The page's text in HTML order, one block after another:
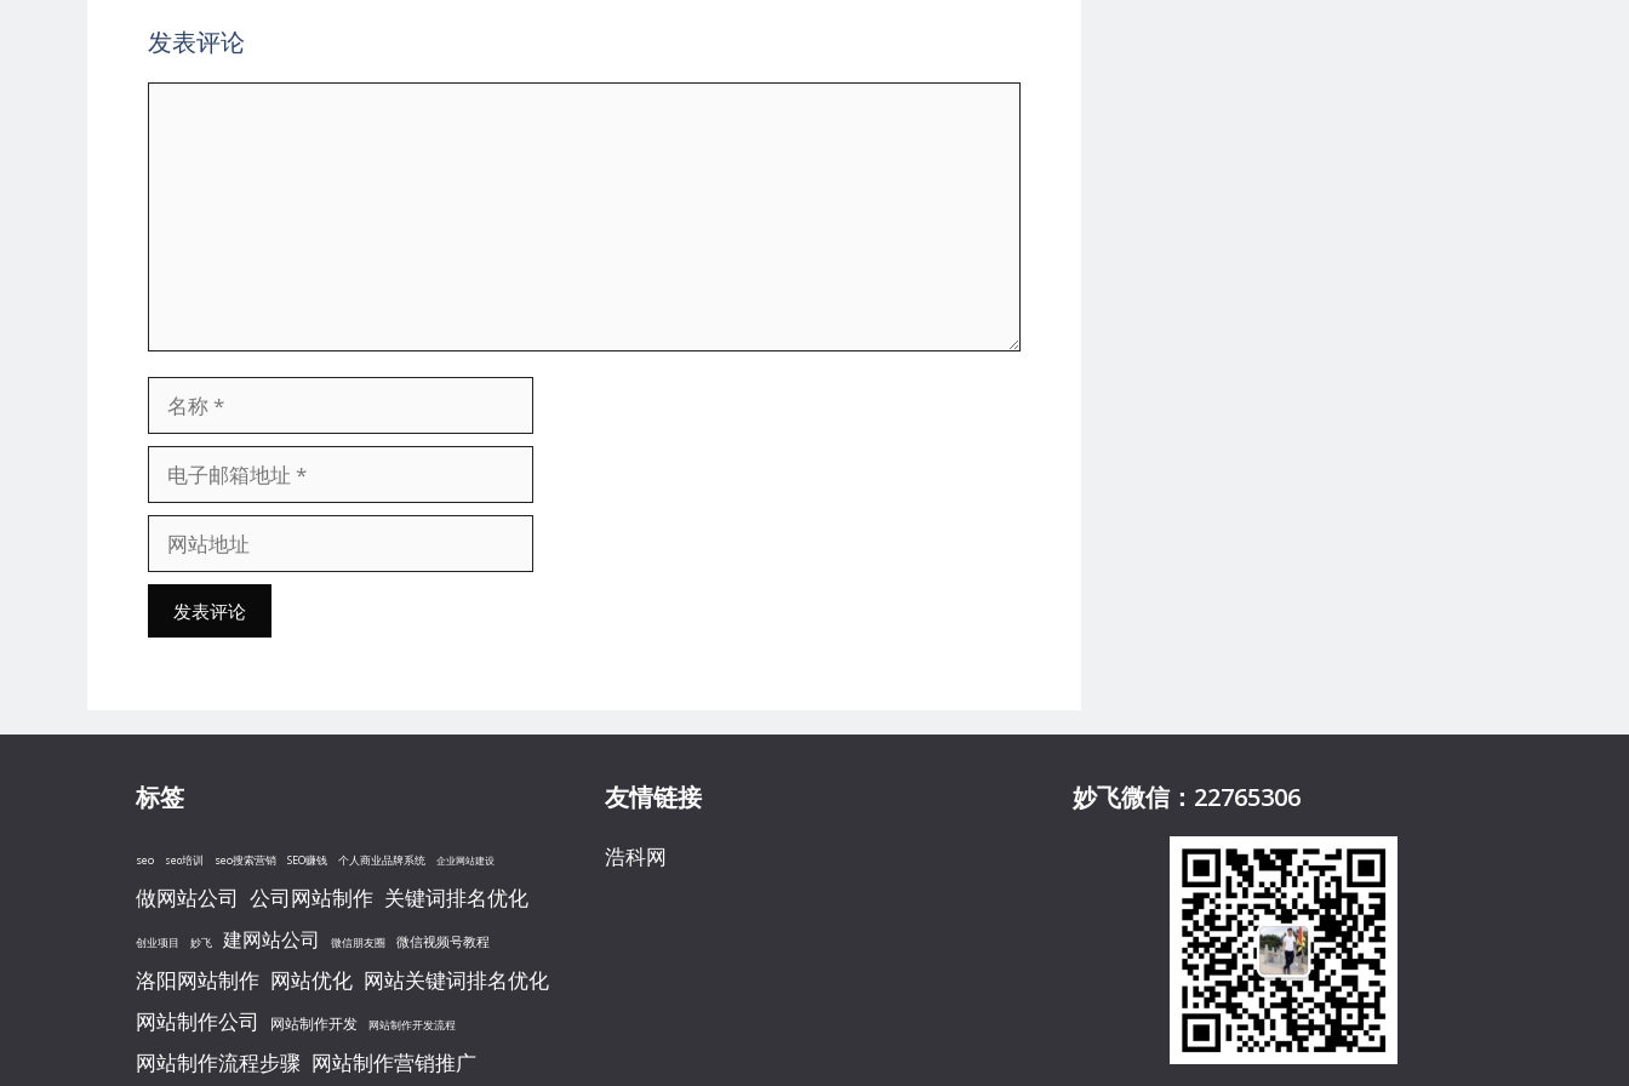
发表评论
称
子
箱
站
标签
seo seo培训 seo搜索营销 SEO赚钱 个人商业品牌系统 企业网站建设
做网站公司 公司网站制作 关键词排名优化
创业项目 妙飞 建网站公司 微信朋友圈 微信视频号教程
洛阳网站制作 网站优化 网站关键词排名优化
网站制作公司
网站制作开发 网站制作开发流程
网站制作流程步骤 网站制作营销推广
友情链接
浩科网
妙飞微信：22765306